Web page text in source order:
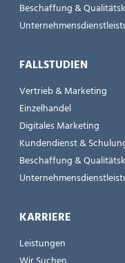
Beschaffung &
FALLSTUDIEN
Vertrieb & Marketing
Einzelhandel
Digitales Marketing
Kundendienst &
Beschaffung &
KARRIERE
Leistungen